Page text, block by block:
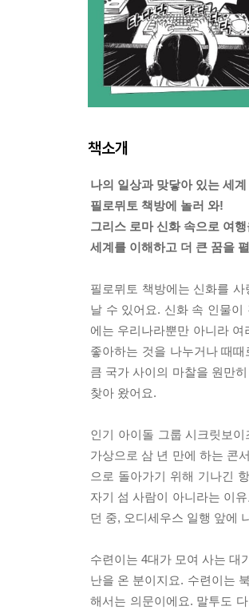
책소개
나의 일상과 맞닿아 있는 세
필로뮈토 책방에 놀러 와!
그리스 로마 신화 속으로 여행
세계를 이해하고 더 큰 꿈을
필로뮈토 책방에는 신화를
날 수 있어요. 신화 속 인물
에는 우리나라뿐만 아니라
좋아하는 것을 나누거나 때
큼 국가 사이의 마찰을 원만
찾아 왔어요.
인기 아이돌 그룹 시크릿보
가상으로 삼 년 만에 하는 콘
으로 돌아가기 위해 기나긴
자기 섬 사람이 아니라는 이
던 중, 오디세우스 일행 앞에
수련이는 4대가 모여 사는 대
난을 온 분이지요. 수련이는
해서는 의문이에요. 말투도